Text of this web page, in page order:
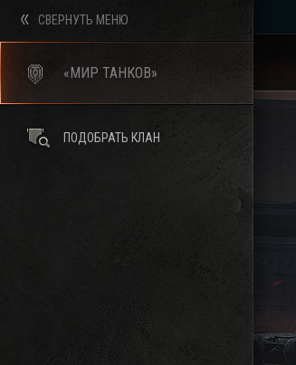
СВЕРНУТЬ МЕНЮ
«МИР ТАНКОВ»
ПОДОБРАТЬ КЛАН